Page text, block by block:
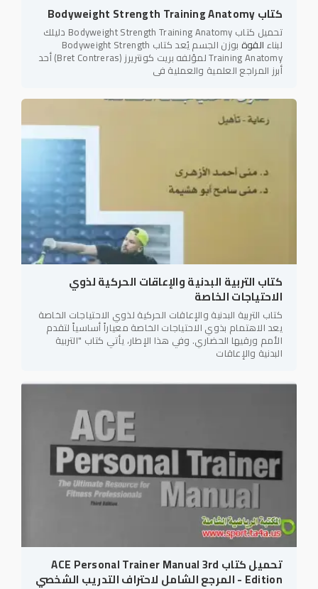
كتاب Bodyweight Strength Training Anatomy
تحميل كتاب Bodyweight Strength Training Anatomy دليلك
لبناء القوة بوزن الجسم يُعد كتاب Bodyweight Strength
Training Anatomy لمؤلفه بريت كونتريرز (Bret Contreras) أحد
أبرز المراجع العلمية والعملية في
كتاب التربية البدنية والإعاقات الحركية لذوي
الاحتياجات الخاصة
كتاب التربية البدنية والإعاقات الحركية لذوي الاحتياجات الخاصة
يعد الاهتمام بذوي الاحتياجات الخاصة معياراً أساسياً لتقدم
الأمم ورقيها الحضاري. وفي هذا الإطار، يأتي كتاب "التربية
البدنية والإعاقات
تحميل كتاب ACE Personal Trainer Manual 3rd
Edition - المرجع الشامل لاحتراف التدريب الشخصي